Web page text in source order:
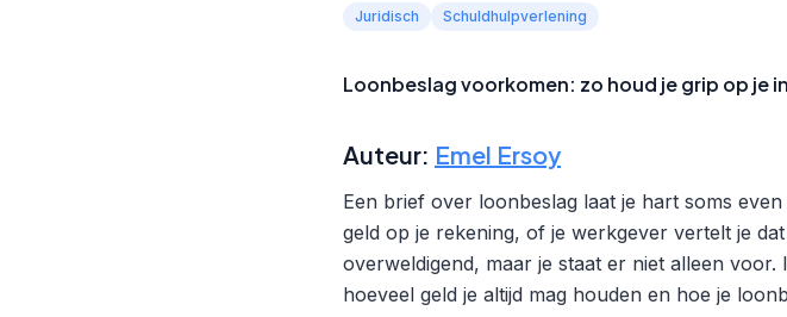
Juridisch Schuldhulpverlening
Loonbeslag voorkomen: zo houd je grip op je
Auteur: Emel Ersoy
Een brief over loonbeslag laat je hart soms
geld op je rekening, of je werkgever vertelt je
overweldigend, maar je staat er niet alleen
hoeveel geld je altijd mag houden en hoe je